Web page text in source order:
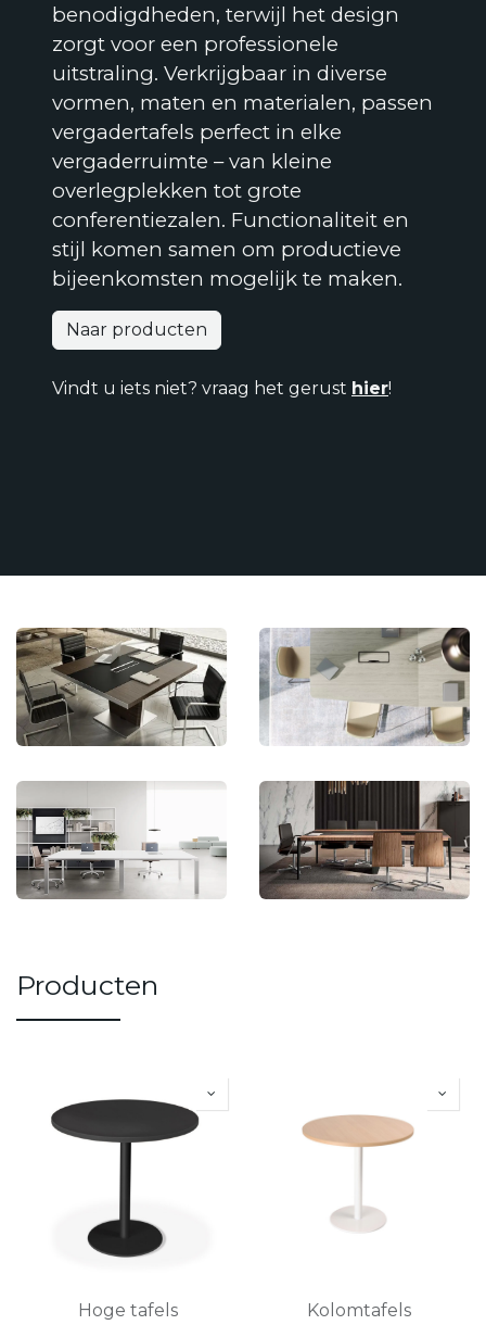
benodigdheden, terwijl het design
zorgt voor een professionele
uitstraling. Verkrijgbaar in diverse
vormen, maten en materialen, passen
vergadertafels perfect in elke
vergaderruimte – van kleine
overlegplekken tot grote
conferentiezalen. Functionaliteit en
stijl komen samen om productieve
bijeenkomsten mogelijk te maken.
Naar producten
Vindt u iets niet? vraag het gerust hier!
Producten
Hoge tafels Kolomtafels